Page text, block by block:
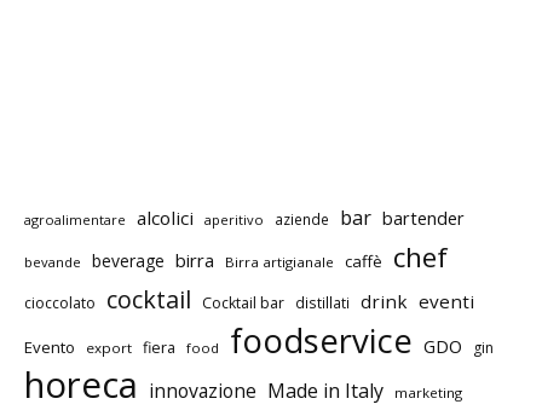
agroalimentare alcolici aperitivo aziende bar bartender
bevande beverage birra Birra artigianale caffè chef
cioccolato cocktail Cocktail bar distillati drink eventi
Evento export fiera food foodservice GDO gin
horeca innovazione Made in Italy marketing